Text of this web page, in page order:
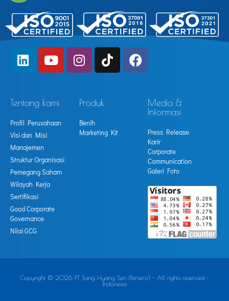
Tentang kami
Profil Perusahaan
Visi dan Misi
Manajemen
Struktur Organisasi
Pemegang Saham
Wilayah Kerja
Sertifikasi
Good Corporate
Governance
Nilai GCG
Produk
Benih
Marketing Kit
Media &
Informasi
Press Release
Karir
Corporate
Communication
Galeri Foto
Copyright © 2026 PT Sang Hyang Seri (Persero) - All rights reserved -
Indonesia